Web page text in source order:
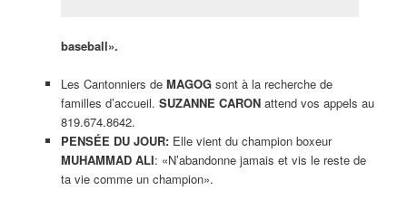
baseball».
Les Cantonniers de MAGOGsont à la recherche de
familles d’accueil. SUZANNE CARONattend vos appels au
819.674.8642.
PENSÉE DU JOUR:Elle vient du champion boxeur
MUHAMMAD ALI: «N’abandonne jamais et vis le reste de
ta vie comme un champion».